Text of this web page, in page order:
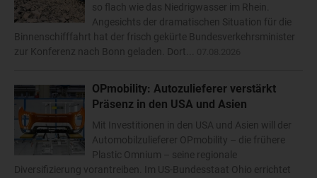
so flach wie das Niedrigwasser im Rhein.
Angesichts der dramatischen Situation für die
Binnenschifffahrt hat der frisch gekürte Bundesverkehrsminister
zur Konferenz nach Bonn geladen. Dort...
OPmobility: Autozulieferer verstärkt
Präsenz in den USA und Asien
Mit Investitionen in den USA und Asien will der
Automobilzulieferer OPmobility – die frühere
Plastic Omnium – seine regionale
Diversifizierung vorantreiben. Im US-Bundesstaat Ohio errichtet